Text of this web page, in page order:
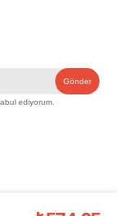
Gönder
ediyorum.
saklıdır.